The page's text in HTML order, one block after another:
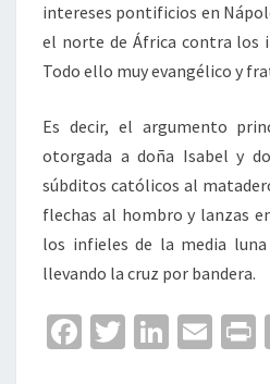
intereses pontificios en
el norte de África contra los
Todo ello muy evangélico y
Es decir, el argumento
otorgada a doña Isabel y
súbditos católicos al
flechas al hombro y lanzas
los infieles de la media
llevando la cruz por bandera.
Fa T
Li
E